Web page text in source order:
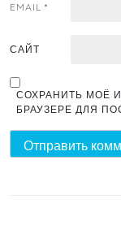
EMAIL *
САЙТ
СОХРАНИТЬ МОЁ
БРАУЗЕРЕ ДЛЯ